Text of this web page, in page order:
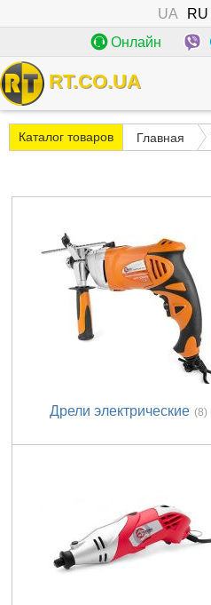
UA RU
Онлайн
RT.CO.UA
Каталог товаров Главная
Дрели электрические (8)